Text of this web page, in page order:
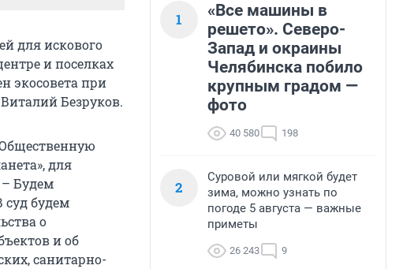
для искового
и поселках
экосовета при
Безруков.
для
Будем
будем
о
и об
санитарно-
1
«Все машины в
решето». Северо-
Запад и окраины
Челябинска побило
крупным градом —
фото
40 580 198
2
Суровой или мягкой будет
зима, можно узнать по
погоде 5 августа — важные
приметы
26 243 9